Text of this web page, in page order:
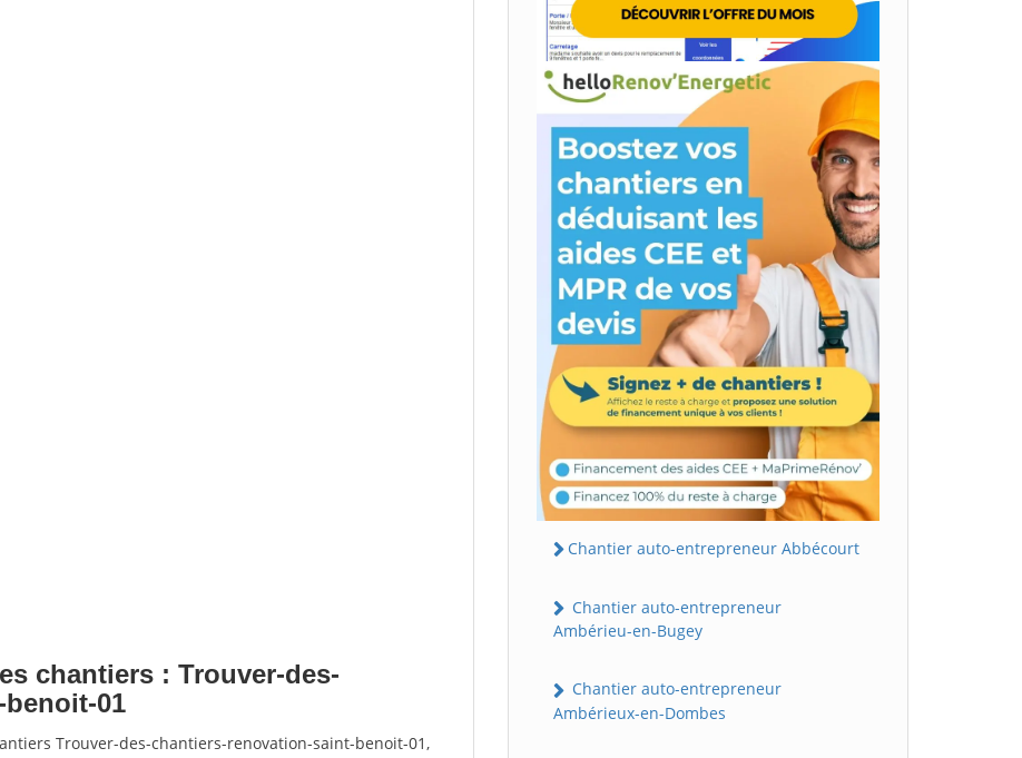
chantiers : Trouver-des-
01
Trouver-des-chantiers-renovation-saint-benoit-01,
Chantier auto-entrepreneur Abbécourt
Chantier auto-entrepreneur
Ambérieu-en-Bugey
Chantier auto-entrepreneur
Ambérieux-en-Dombes